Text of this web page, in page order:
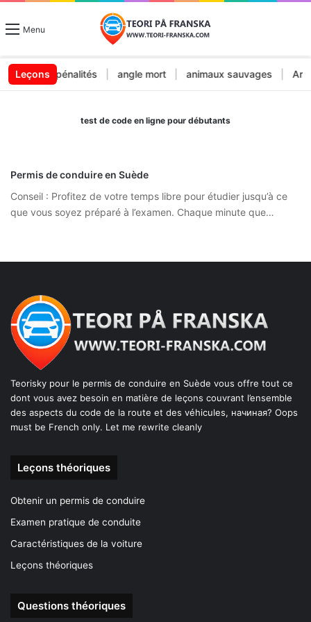
Menu
Leçonset pénalités | angle mort | animaux sauvages |
test de code en ligne pour débutants
Permis de conduire en Suède
Conseil : Profitez de votre temps libre pour étudier jusqu’à ce
que vous soyez préparé à l’examen. Chaque minute que…
Teorisky pour le permis de conduire en Suède vous offre tout ce
dont vous avez besoin en matière de leçons couvrant l’ensemble
des aspects du code de la route et des véhicules, начиная? Oops
must be French only. Let me rewrite cleanly
Leçons théoriques
Obtenir un permis de conduire
Examen pratique de conduite
Caractéristiques de la voiture
Leçons théoriques
Questions théoriques